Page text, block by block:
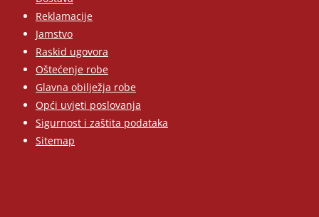
Reklamacije
Jamstvo
Raskid ugovora
Oštećenje robe
Glavna obilježja robe
Opći uvjeti poslovanja
Sigurnost i zaštita podataka
Sitemap